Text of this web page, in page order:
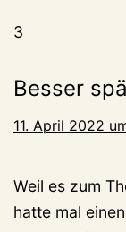
3
Besser
11. April 2022
Weil es zum
hatte mal